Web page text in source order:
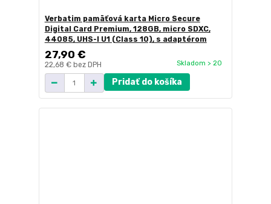
Verbatim pamäťová karta Micro Secure
Digital Card Premium, 128GB, micro SDXC,
44085, UHS-I U1 (Class 10), s adaptérom
27,90 €
22,68 € bez DPH Skladom > 20
Pridať do košíka